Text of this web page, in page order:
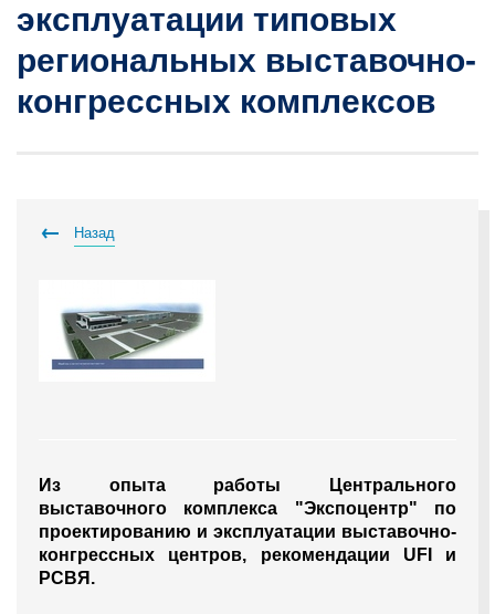
эксплуатации типовых
региональных выставочно-
конгрессных комплексов
Назад
Из опыта работы Центрального
выставочного комплекса "Экспоцентр" по
проектированию и эксплуатации выставочно-
конгрессных центров, рекомендации UFI и
РСВЯ.